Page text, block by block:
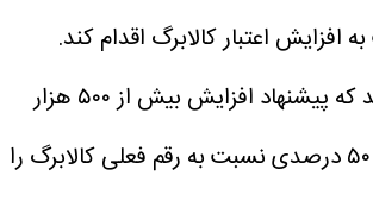
افزایش اعتبار کالابرگ اقدام کند.
وزارت کار می‌گوید که پیشنهاد افزایش بیش از ۵۰۰ هزار
تومان یعنی ۴۰ تا ۵۰ درصدی نسبت به رقم فعلی کالابرگ را